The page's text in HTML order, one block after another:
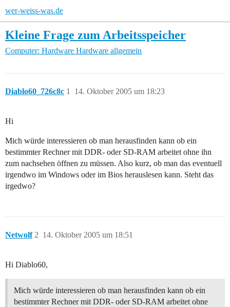
wer-weiss-was.de
Kleine Frage zum Arbeitsspeicher
Computer: Hardware Hardware allgemein
Diablo60_726c8c 14. Oktober 2005 um 18:23
1
Hi
Mich würde interessieren ob man herausfinden kann ob ein
bestimmter Rechner mit DDR- oder SD-RAM arbeitet ohne ihn
zum nachsehen öffnen zu müssen. Also kurz, ob man das eventuell
irgendwo im Windows oder im Bios herauslesen kann. Steht das
irgedwo?
Netwolf 14. Oktober 2005 um 18:51
2
Hi Diablo60,
Mich würde interessieren ob man herausfinden kann ob ein
bestimmter Rechner mit DDR- oder SD-RAM arbeitet ohne